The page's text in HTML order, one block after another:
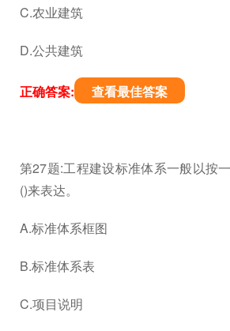
C.农业建筑
D.公共建筑
正确答案: 查看最佳答案
第27题:工程建设标准体系一般以按
()来表达。
A.标准体系框图
B.标准体系表
C.项目说明